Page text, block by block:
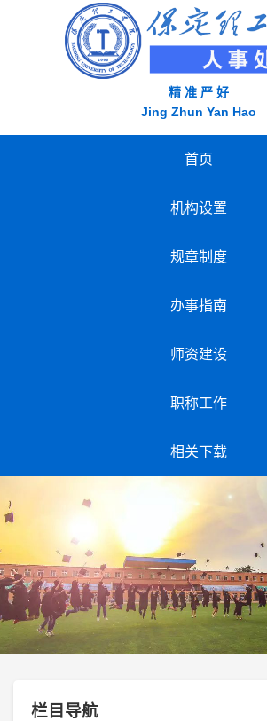
精 准 严 好
Jing Zhun Yan Hao
首页
机构设置
规章制度
办事指南
师资建设
职称工作
相关下载
栏目导航